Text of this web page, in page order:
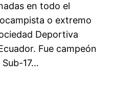
en todo el
o extremo
Deportiva
Fue campeón
17…